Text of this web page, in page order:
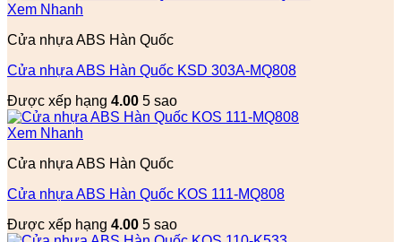
Xem Nhanh
Cửa nhựa ABS Hàn Quốc
Cửa nhựa ABS Hàn Quốc KSD 303A-MQ808
Được xếp hạng 4.00 5 sao
Xem Nhanh
Cửa nhựa ABS Hàn Quốc
Cửa nhựa ABS Hàn Quốc KOS 111-MQ808
Được xếp hạng 4.00 5 sao